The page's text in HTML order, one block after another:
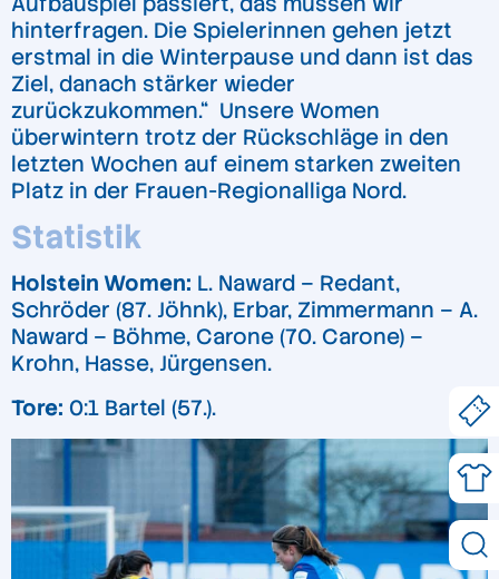
hinterfragen. Die Spielerinnen gehen jetzt
erstmal in die Winterpause und dann ist das
Ziel, danach stärker wieder
zurückzukommen.“ Unsere Women
überwintern trotz der Rückschläge in den
letzten Wochen auf einem starken zweiten
Platz in der Frauen-Regionalliga Nord.
Statistik
Holstein Women: L. Naward – Redant,
Schröder (87. Jöhnk), Erbar, Zimmermann – A.
Naward – Böhme, Carone (70. Carone) –
Krohn, Hasse, Jürgensen.
Tore: 0:1 Bartel (57.).